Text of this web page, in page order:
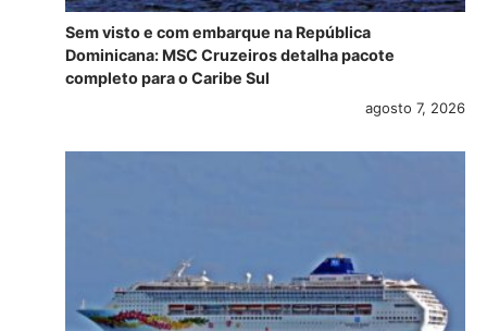
Sem visto e com embarque na República
Dominicana: MSC Cruzeiros detalha pacote
completo para o Caribe Sul
agosto 7, 2026